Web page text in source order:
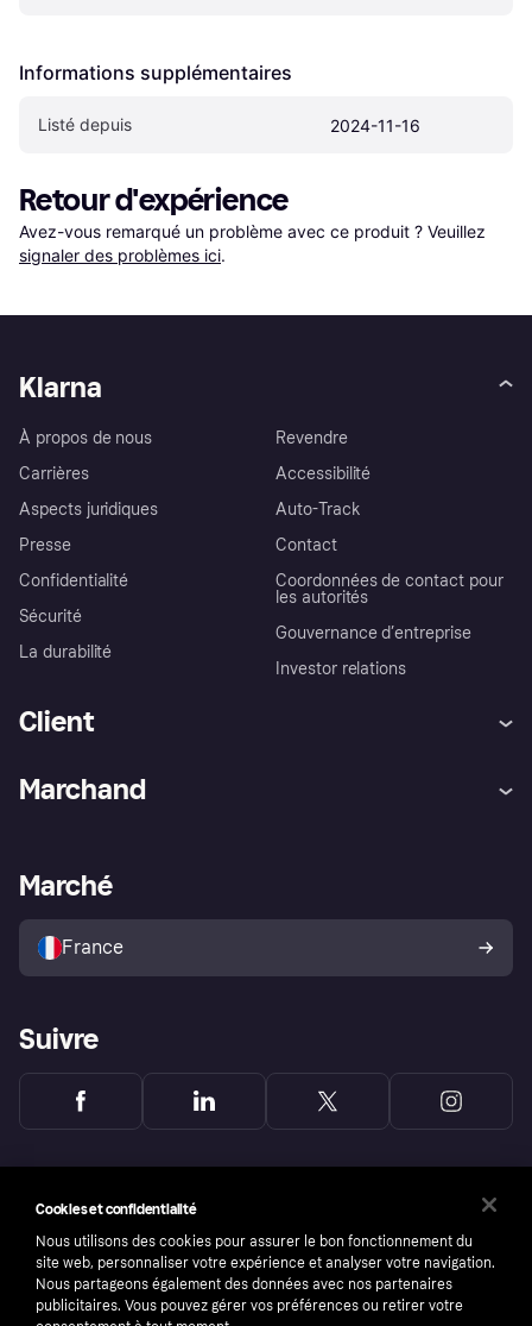
Informations supplémentaires
Listé depuis 2024-11-16
Retour d'expérience
Avez-vous remarqué un problème avec ce produit ? Veuillez
signaler des problèmes ici.
Klarna
À propos de nous
Carrières
Aspects juridiques
Presse
Confidentialité
Sécurité
La durabilité
Revendre
Accessibilité
Auto-Track
Contact
Coordonnées de contact pour
les autorités
Gouvernance d’entreprise
Investor relations
Client
Explorez les magasins
Politique de protection de
l’acheteur Klarna
Marchand
Portail Marchand
Marché
France
Suivre
Cookies et confidentialité
Nous utilisons des cookies pour assurer le bon fonctionnement du
site web, personnaliser votre expérience et analyser votre navigation.
Nous partageons également des données avec nos partenaires
publicitaires. Vous pouvez gérer vos préférences ou retirer votre